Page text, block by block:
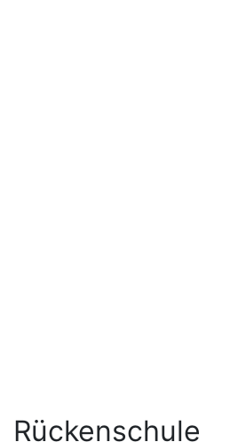
Rückenschule